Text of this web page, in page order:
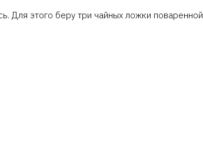
Для этого беру три чайных ложки поваренной